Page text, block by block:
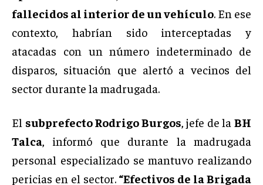
fallecidos al interior de un vehículo. En ese
contexto, habrían sido interceptadas y
atacadas con un número indeterminado de
disparos, situación que alertó a vecinos del
sector durante la madrugada.
El subprefecto Rodrigo Burgos, jefe de laBH
Talca, informó que durante la madrugada
personal especializado se mantuvo realizando
pericias en el sector. “Efectivos de la Brigada